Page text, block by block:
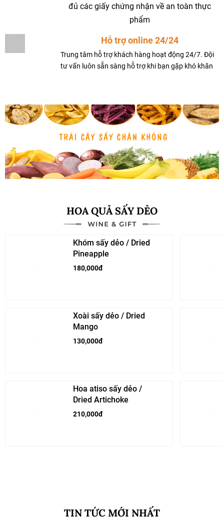
đủ các giấy chứng nhận về an toàn thực
phẩm
Hỗ trợ online 24/24
Trung tâm hỗ trợ khách hàng hoạt động 24/7. Đội
tư vấn luôn sẵn sàng hỗ trợ khi bạn gặp khó khăn
HOA QUẢ SẤY DẺO
Khóm sấy dẻo / Dried
Pineapple
180,000đ
Xoài sấy dẻo / Dried
Mango
130,000đ
Hoa atiso sấy dẻo /
Dried Artichoke
210,000đ
TIN TỨC MỚI NHẤT